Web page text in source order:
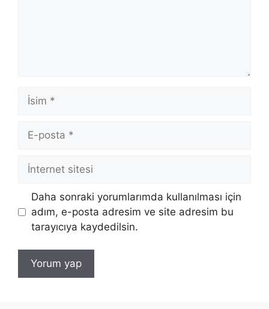
İsim
posta
İnternet
sitesi
Daha sonraki yorumlarımda kullanılması için
adım, e-posta adresim ve site adresim bu
tarayıcıya kaydedilsin.